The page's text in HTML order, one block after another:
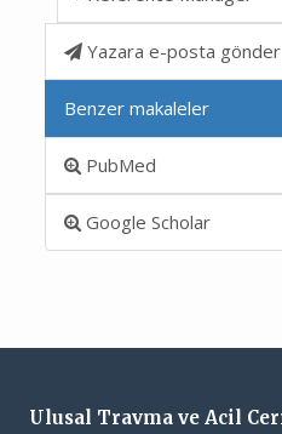
Yazara e-posta gönder
Benzer makaleler
PubMed
Google Scholar
Ulusal Travma ve Acil